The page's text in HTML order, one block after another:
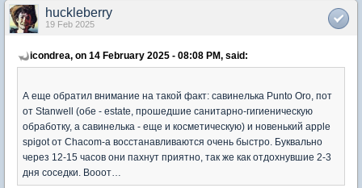
huckleberry
19 Feb 2025
icondrea, on 14 February 2025 - 08:08 PM, said:
А еще обратил внимание на такой факт: савинелька Punto Oro, пот
от Stanwell (обе - estate, прошедшие санитарно-гигиеническую
обработку, а савинелька - еще и косметическую) и новенький apple
spigot от Chacom-a восстанавливаются очень быстро. Буквально
через 12-15 часов они пахнут приятно, так же как отдохнувшие 2-3
дня соседки. Вооот…